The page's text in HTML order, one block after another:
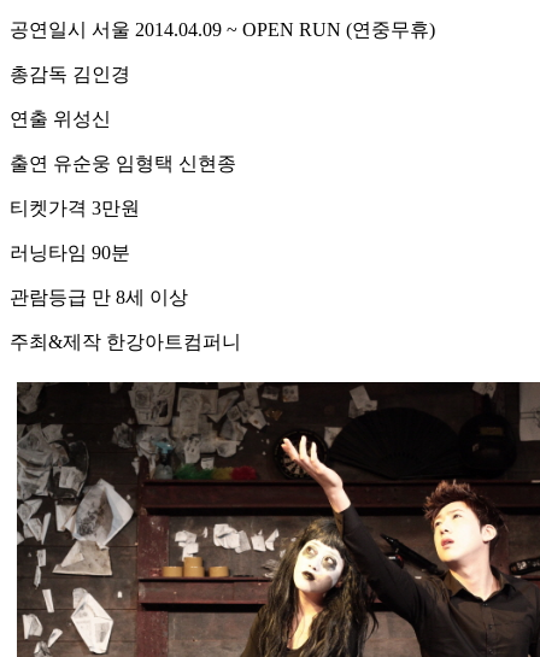
공연일시 서울 2014.04.09 ~ OPEN RUN (연중무휴)
총감독 김인경
연출 위성신
출연 유순웅 임형택 신현종
티켓가격 3만원
러닝타임 90분
관람등급 만 8세 이상
주최&제작 한강아트컴퍼니